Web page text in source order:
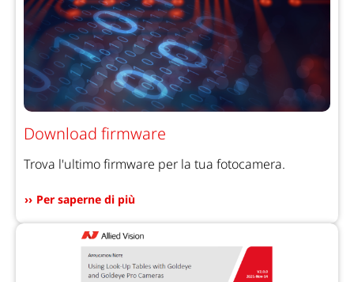
Download firmware
Trova l'ultimo firmware per la tua fotocamera.
Per saperne di più